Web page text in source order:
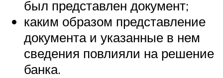
был представлен документ;
каким образом представление
документа и указанные в нем
сведения повлияли на решение
банка.